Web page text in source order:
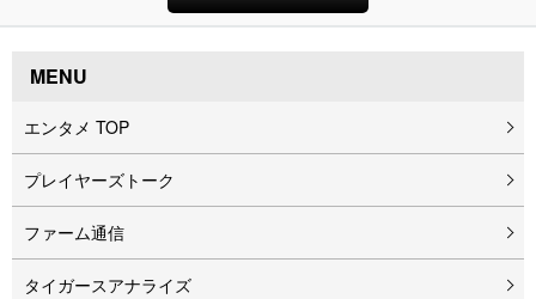
MENU
エンタメ TOP
プレイヤーズトーク
ファーム通信
タイガースアナライズ